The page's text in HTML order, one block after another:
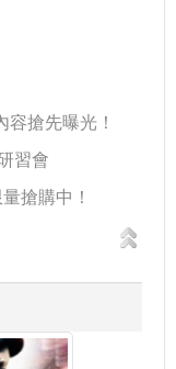
搶先曝光！
習會
搶購中！